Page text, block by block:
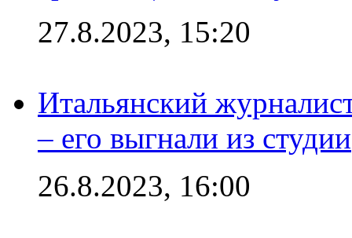
27.8.2023, 15:20
Итальянский
– его выгнали из студии
26.8.2023, 16:00